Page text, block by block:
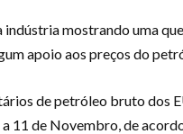
indústria mostrando uma
apoio aos preços do
de petróleo bruto dos
11 de Novembro, de